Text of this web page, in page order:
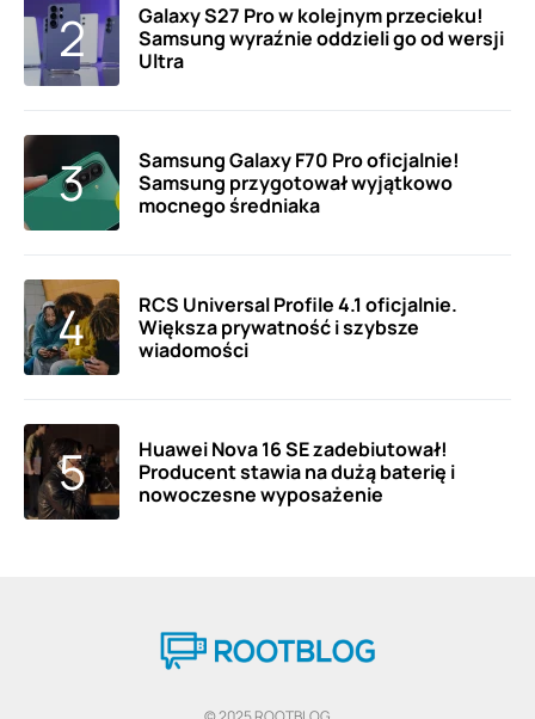
Galaxy S27 Pro w kolejnym przecieku!
Samsung wyraźnie oddzieli go od wersji
Ultra
Samsung Galaxy F70 Pro oficjalnie!
Samsung przygotował wyjątkowo
mocnego średniaka
RCS Universal Profile 4.1 oficjalnie.
Większa prywatność i szybsze
wiadomości
Huawei Nova 16 SE zadebiutował!
Producent stawia na dużą baterię i
nowoczesne wyposażenie